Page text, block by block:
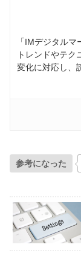
「IMデジタル
トレンドやテ
変化に対応し、
参考になった